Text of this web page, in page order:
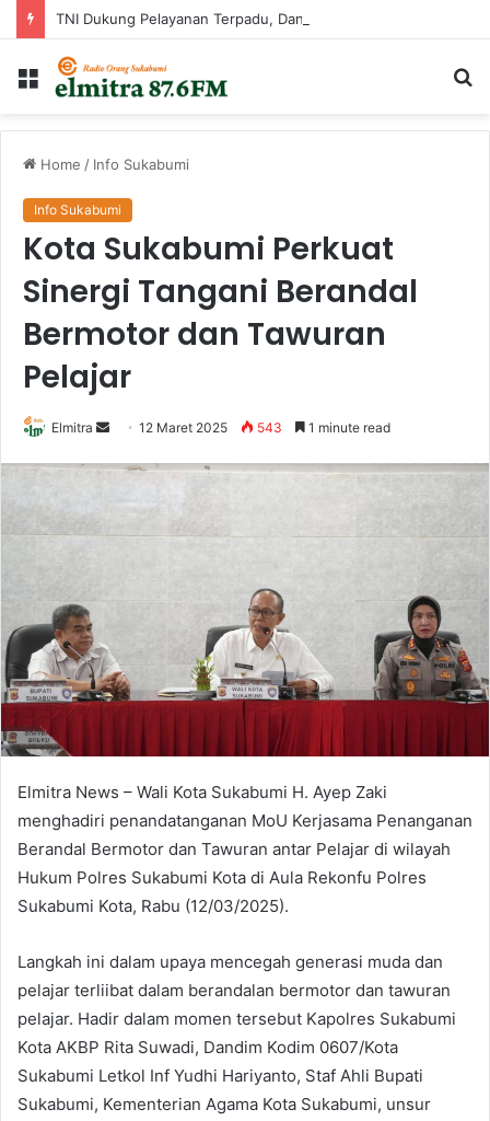
Menu
Home / Info Sukabumi
Info Sukabumi
Kota Sukabumi Perkuat
Sinergi Tangani Berandal
Bermotor dan Tawuran
Pelajar
Elmitra
Send12 Maret 2025 543 1 minute read
Elmitra News – Wali Kota Sukabumi H. Ayep Zaki
menghadiri penandatanganan MoU Kerjasama Penanganan
Berandal Bermotor dan Tawuran antar Pelajar di wilayah
Hukum Polres Sukabumi Kota di Aula Rekonfu Polres
Sukabumi Kota, Rabu (12/03/2025).
Langkah ini dalam upaya mencegah generasi muda dan
pelajar terliibat dalam berandalan bermotor dan tawuran
pelajar. Hadir dalam momen tersebut Kapolres Sukabumi
Kota AKBP Rita Suwadi, Dandim Kodim 0607/Kota
Sukabumi Letkol Inf Yudhi Hariyanto, Staf Ahli Bupati
Sukabumi, Kementerian Agama Kota Sukabumi, unsur